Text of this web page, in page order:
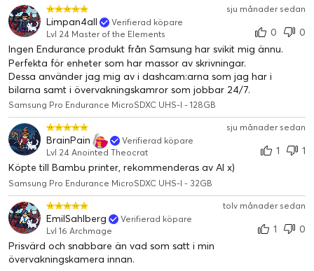
sju månader sedan
Limpan4all
Verifierad köpare
Lvl 24 Master of the Elements
0
0
Ingen Endurance produkt från Samsung har svikit mig ännu.
Perfekta för enheter som har massor av skrivningar.
Dessa använder jag mig av i dashcam:arna som jag har i
bilarna samt i övervakningskamror som jobbar 24/7.
Samsung Pro Endurance MicroSDXC UHS-I - 128GB
sju månader sedan
BrainPain
Verifierad köpare
Lvl 24 Anointed Theocrat
1
1
Köpte till Bambu printer, rekommenderas av AI x)
Samsung Pro Endurance MicroSDXC UHS-I - 32GB
tolv månader sedan
EmilSahlberg
Verifierad köpare
Lvl 16 Archmage
1
0
Prisvärd och snabbare än vad som satt i min
övervakningskamera innan.